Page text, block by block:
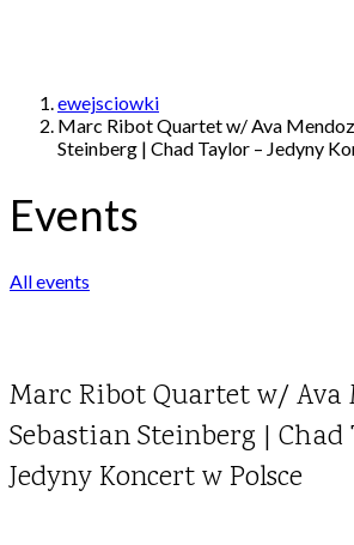
ewejsciowki
Marc Ribot Quartet w/ Ava
Steinberg | Chad Taylor – Jedyny
Events
All events
Marc Ribot Quartet w/ Ava
Sebastian Steinberg | Chad
Jedyny Koncert w Polsce